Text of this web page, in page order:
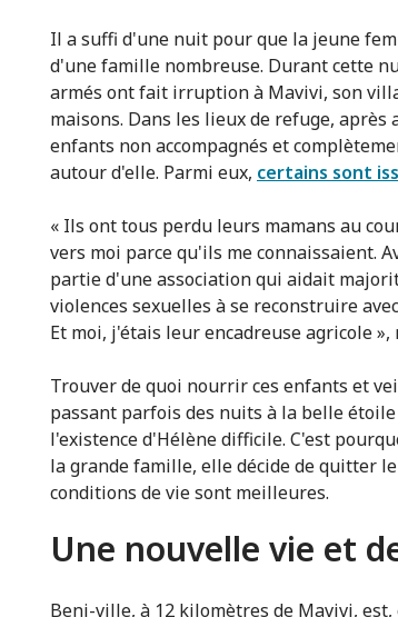
Il a suffi d'une nuit pour que la jeune
d'une famille nombreuse. Durant cette
armés ont fait irruption à Mavivi, son
maisons. Dans les lieux de refuge,
enfants non accompagnés et
autour d'elle. Parmi eux, certains sont
« Ils ont tous perdu leurs mamans au
vers moi parce qu'ils me connaissaient.
partie d'une association qui aidait
violences sexuelles à se reconstruire
Et moi, j'étais leur encadreuse agricole
Trouver de quoi nourrir ces enfants et
passant parfois des nuits à la belle
l'existence d'Hélène difficile. C'est
la grande famille, elle décide de quitter
conditions de vie sont meilleures.
Une nouvelle vie et
Beni-ville, à 12 kilomètres de Mavivi,